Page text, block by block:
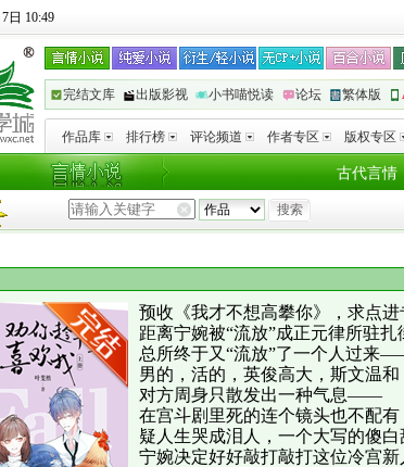
日 10:49
完结文库 出版影视 小书喵悦读 论坛 繁体版
作品库 排行榜 评论频道 作者专区 版权专区
古代言情
预收《我才不想高攀你》，求点
距离宁婉被“流放”成正元律所驻扎
总所终于又“流放”了一个人过来
男的，活的，英俊高大，斯文温
对方周身只散发出一种气息——
在宫斗剧里死的连个镜头也不配
疑人生哭成泪人，一个大写的傻白
宁婉决定好好敲打敲打这位冷宫